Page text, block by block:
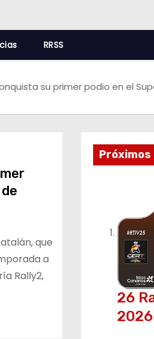
RRSS
su primer podio en el
que
a
Rally2,
Próximos
26
2026